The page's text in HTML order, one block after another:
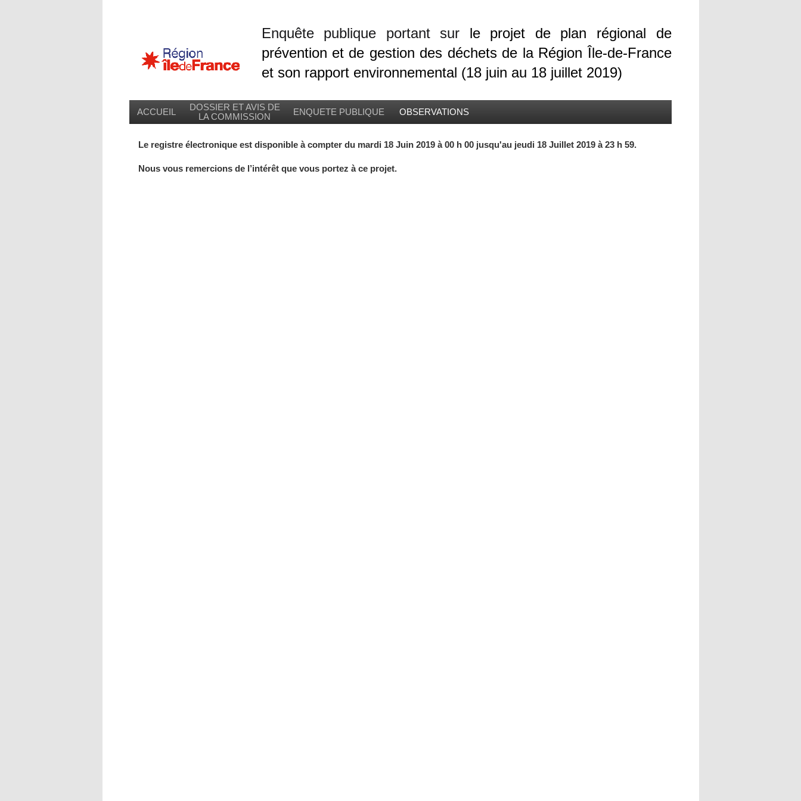
Enquête publique portant sur le projet de plan régional de
prévention et de gestion des déchets de la Région Île-de-France
et son rapport environnemental (18 juin au 18 juillet 2019)
ENQUETE PUBLIQUE OBSERVATIONS
ACCUEIL
DOSSIER ET AVIS DE
LA COMMISSION
Le registre électronique est disponible à compter du mardi 18 Juin 2019 à 00 h 00 jusqu'au jeudi 18 Juillet 2019 à 23 h 59.
Nous vous remercions de l’intérêt que vous portez à ce projet.